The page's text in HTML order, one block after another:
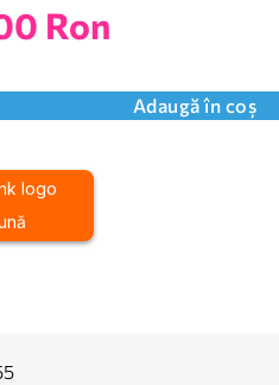
Ron
Adaugă în coș